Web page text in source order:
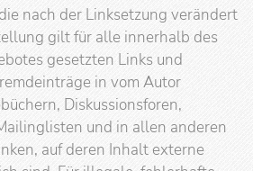
nach der Linksetzung verändert
gilt für alle innerhalb des
gesetzten Links und
in vom Autor
Diskussionsforen,
und in allen anderen
auf deren Inhalt externe